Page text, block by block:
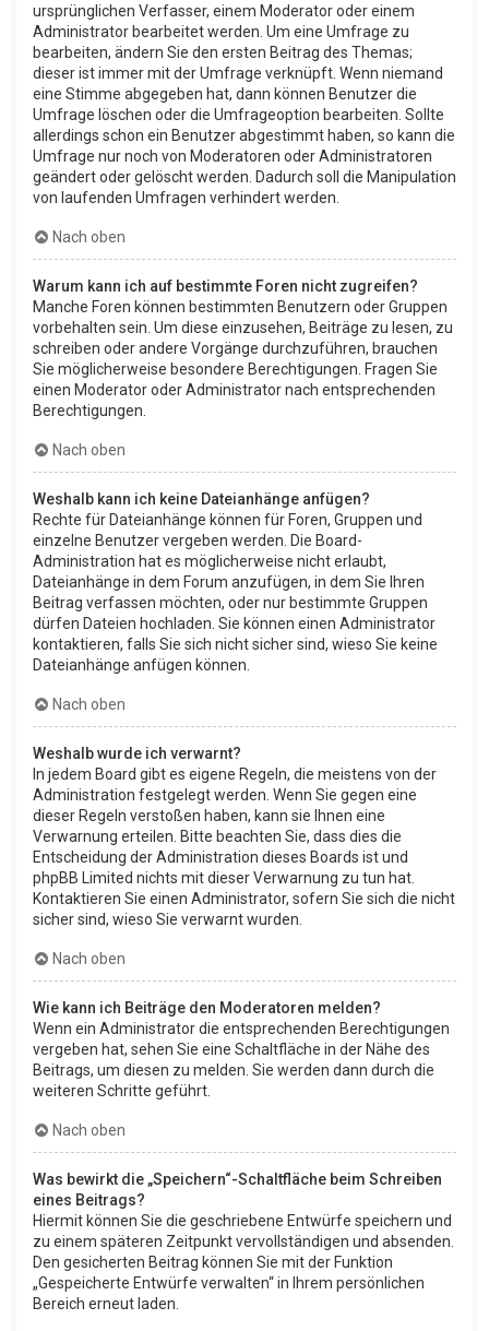
ursprünglichen Verfasser, einem Moderator oder einem
Administrator bearbeitet werden. Um eine Umfrage zu
bearbeiten, ändern Sie den ersten Beitrag des Themas;
dieser ist immer mit der Umfrage verknüpft. Wenn niemand
eine Stimme abgegeben hat, dann können Benutzer die
Umfrage löschen oder die Umfrageoption bearbeiten. Sollte
allerdings schon ein Benutzer abgestimmt haben, so kann die
Umfrage nur noch von Moderatoren oder Administratoren
geändert oder gelöscht werden. Dadurch soll die Manipulation
von laufenden Umfragen verhindert werden.
Nach oben
Warum kann ich auf bestimmte Foren nicht zugreifen?
Manche Foren können bestimmten Benutzern oder Gruppen
vorbehalten sein. Um diese einzusehen, Beiträge zu lesen, zu
schreiben oder andere Vorgänge durchzuführen, brauchen
Sie möglicherweise besondere Berechtigungen. Fragen Sie
einen Moderator oder Administrator nach entsprechenden
Berechtigungen.
Nach oben
Weshalb kann ich keine Dateianhänge anfügen?
Rechte für Dateianhänge können für Foren, Gruppen und
einzelne Benutzer vergeben werden. Die Board-
Administration hat es möglicherweise nicht erlaubt,
Dateianhänge in dem Forum anzufügen, in dem Sie Ihren
Beitrag verfassen möchten, oder nur bestimmte Gruppen
dürfen Dateien hochladen. Sie können einen Administrator
kontaktieren, falls Sie sich nicht sicher sind, wieso Sie keine
Dateianhänge anfügen können.
Nach oben
Weshalb wurde ich verwarnt?
In jedem Board gibt es eigene Regeln, die meistens von der
Administration festgelegt werden. Wenn Sie gegen eine
dieser Regeln verstoßen haben, kann sie Ihnen eine
Verwarnung erteilen. Bitte beachten Sie, dass dies die
Entscheidung der Administration dieses Boards ist und
phpBB Limited nichts mit dieser Verwarnung zu tun hat.
Kontaktieren Sie einen Administrator, sofern Sie sich die nicht
sicher sind, wieso Sie verwarnt wurden.
Nach oben
Wie kann ich Beiträge den Moderatoren melden?
Wenn ein Administrator die entsprechenden Berechtigungen
vergeben hat, sehen Sie eine Schaltfläche in der Nähe des
Beitrags, um diesen zu melden. Sie werden dann durch die
weiteren Schritte geführt.
Nach oben
Was bewirkt die „Speichern“-Schaltfläche beim Schreiben
eines Beitrags?
Hiermit können Sie die geschriebene Entwürfe speichern und
zu einem späteren Zeitpunkt vervollständigen und absenden.
Den gesicherten Beitrag können Sie mit der Funktion
„Gespeicherte Entwürfe verwalten“ in Ihrem persönlichen
Bereich erneut laden.